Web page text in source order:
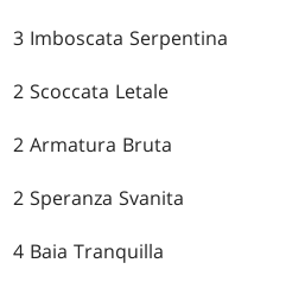
3 Imboscata Serpentina
2 Scoccata Letale
2 Armatura Bruta
2 Speranza Svanita
4 Baia Tranquilla